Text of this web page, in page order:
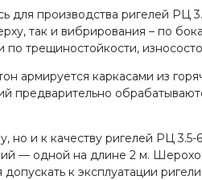
производства ригелей РЦ
так и вибрирования – по
трещиностойкости,
армируется каркасами из
предварительно
но и к качеству ригелей РЦ
— одной на длине 2 м.
к эксплуатации